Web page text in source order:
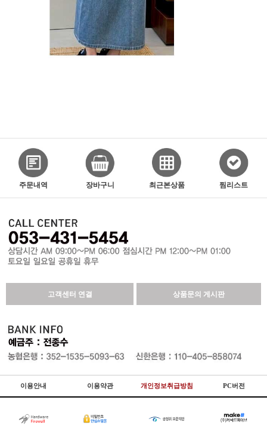
주문내역 장바구니 최근본상품 찜리스트
고객센터 연결 상품문의 게시판
이용안내 이용약관 개인정보취급방침 PC버전